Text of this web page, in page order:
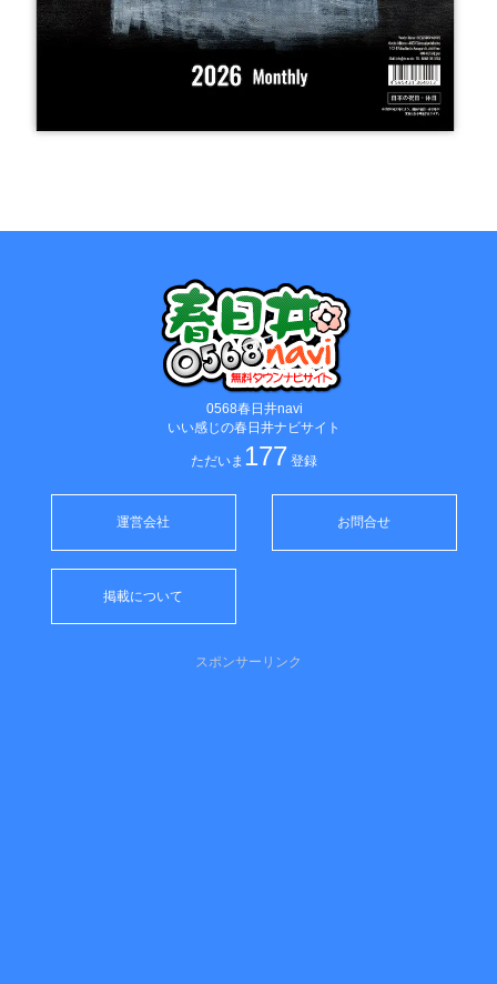
0568春日井navi
いい感じの春日井ナビサイト
ただいま 177 登録
運営会社 お問合せ
掲載について
スポンサーリンク